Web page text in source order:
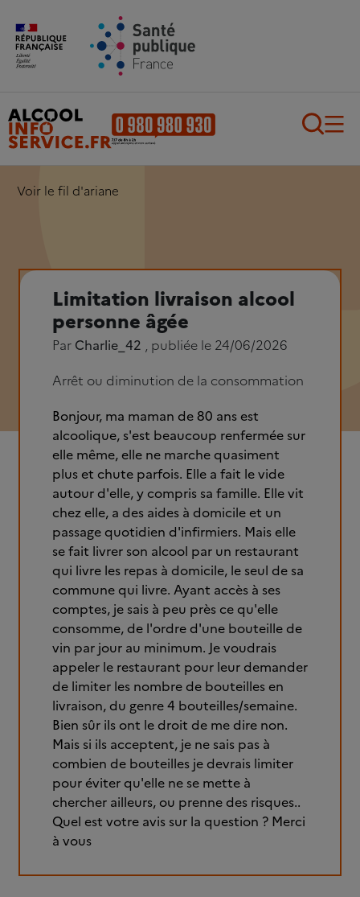
Aller au contenu principal
Voir le fil d'ariane
Limitation livraison alcool
personne âgée
Par Charlie_42 , publiée le 24/06/2026
Arrêt ou diminution de la consommation
Bonjour, ma maman de 80 ans est
alcoolique, s'est beaucoup renfermée sur
elle même, elle ne marche quasiment
plus et chute parfois. Elle a fait le vide
autour d'elle, y compris sa famille. Elle vit
chez elle, a des aides à domicile et un
passage quotidien d'infirmiers. Mais elle
se fait livrer son alcool par un restaurant
qui livre les repas à domicile, le seul de sa
commune qui livre. Ayant accès à ses
comptes, je sais à peu près ce qu'elle
consomme, de l'ordre d'une bouteille de
vin par jour au minimum. Je voudrais
appeler le restaurant pour leur demander
de limiter les nombre de bouteilles en
livraison, du genre 4 bouteilles/semaine.
Bien sûr ils ont le droit de me dire non.
Mais si ils acceptent, je ne sais pas à
combien de bouteilles je devrais limiter
pour éviter qu'elle ne se mette à
chercher ailleurs, ou prenne des risques..
Quel est votre avis sur la question ? Merci
à vous